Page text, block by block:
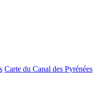
Carte du Canal des Pyrénées